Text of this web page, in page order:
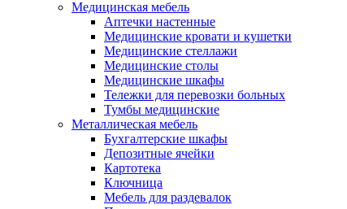
Медицинская мебель
Аптечки настенные
Медицинские кровати и кушетки
Медицинские стеллажи
Медицинские столы
Медицинские шкафы
Тележки для перевозки больных
Тумбы медицинские
Металлическая мебель
Бухгалтерские шкафы
Депозитные ячейки
Картотека
Ключница
Мебель для раздевалок